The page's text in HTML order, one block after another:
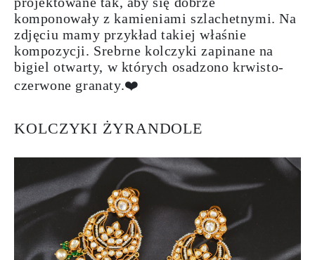
komponowały z kamieniami szlachetnymi. Na
zdjęciu mamy przykład takiej właśnie
kompozycji. Srebrne kolczyki zapinane na
bigiel otwarty, w których osadzono krwisto-
czerwone granaty.❤️
KOLCZYKI ŻYRANDOLE